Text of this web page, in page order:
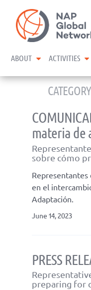
content
ABOUT expand child
ACTIVITIES
materia de
sobre cómo
Representantes
en el
Adaptación.
June 14, 2023
PRESS
preparing for